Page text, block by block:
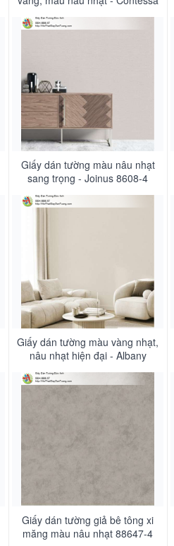
4006-3
Giấy dán tường màu nâu nhạt
sang trọng - Joinus 8608-4
Giấy dán tường màu vàng nhạt,
nâu nhạt hiện đại - Albany
6832-4
Giấy dán tường giả bê tông xi
măng màu nâu nhạt 88647-4